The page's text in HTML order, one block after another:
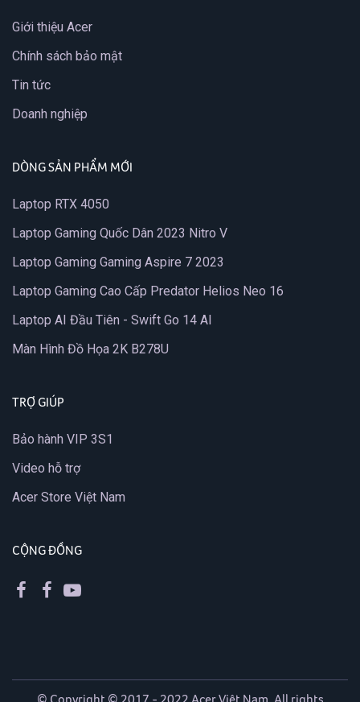
Giới thiệu Acer
Chính sách bảo mật
Tin tức
Doanh nghiệp
DÒNG SẢN PHẨM MỚI
Laptop RTX 4050
Laptop Gaming Quốc Dân 2023 Nitro V
Laptop Gaming Gaming Aspire 7 2023
Laptop Gaming Cao Cấp Predator Helios Neo 16
Laptop AI Đầu Tiên - Swift Go 14 AI
Màn Hình Đồ Họa 2K B278U
TRỢ GIÚP
Bảo hành VIP 3S1
Video hỗ trợ
Acer Store Việt Nam
CỘNG ĐỒNG